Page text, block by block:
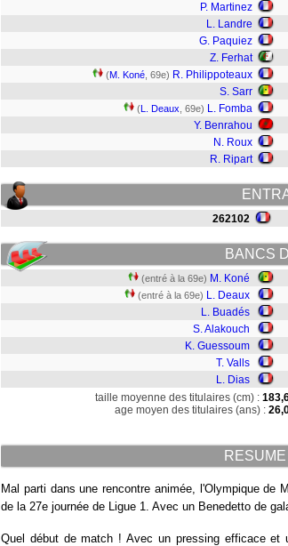
P. Martinez
L. Landre
G. Paquiez
Z. Ferhat
(M. Koné , 69e) R. Philippoteaux
S. Sarr
(L. Deaux , 69e) L. Fomba
Y. Benrahou
N. Roux
R. Ripart
262102
BANCS
(entré à la 69e) M. Koné
(entré à la 69e) L. Deaux
L. Buadés
S. Alakouch
K. Guessoum
T. Valls
L. Dias
taille moyenne des titulaires (cm) :
age moyen des titulaires (ans) :
Mal parti dans une rencontre animée, l'Olympique de
de la 27e journée de Ligue 1. Avec un Benedetto de
Quel début de match ! Avec un pressing efficace et